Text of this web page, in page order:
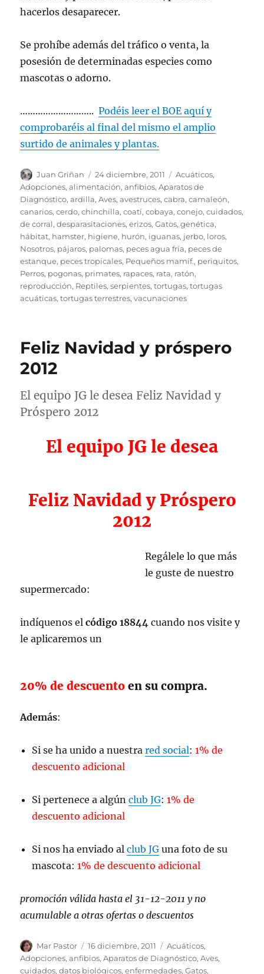
hacerlos desaparecer.
Se prohíbe además del tráfico o venta, la
posesión de determinadas especies como
mascotas o adorno.
………………………..Podéis leer el BOE aquí y
comprobaréis al final del mismo el amplio
surtido de animales y plantas.
Autor
Juan Griñan
Publicado
el
24 diciembre, 2011 Categorías
Acuáticos,
Adopciones,alimentación,anfibios,Aparatos de
Diagnóstico,ardilla,Aves,avestruces,cabra,camaleón,
canarios,cerdo,chinchilla,coatí,cobaya,conejo,cuidados,
de corral,desparasitaciones,erizos,Gatos,genética,
hábitat, hamster, higiene, hurón, iguanas, jerbo, loros,
Nosotros, pájaros, palomas, peces agua fría, peces de
estanque, peces tropicales, Pequeños mamíf., periquitos,
Perros, pogonas, primates, rapaces, rata, ratón,
reproducción, Reptiles,serpientes,tortugas,tortugas
acuáticas,tortugas terrestres,vacunaciones
Feliz Navidad y próspero
2012
El equipo JG le desea Feliz Navidad y
Próspero 2012
El equipo JG le desea
Feliz Navidad y Próspero
2012
Regálele lo que más
le guste de nuestro
supermercado:
indíquenos elcódigo 18844 cuando nos visite y
le aplicaremos un
20% de descuento en su compra.
Además:
Si se ha unido a nuestrared social:1% de
descuento adicional
Si pertenece a algúnclub JG: 1% de
descuento adicional
Si nos ha enviado alclub JG una foto de su
mascota:1% de descuento adicional
promoción válida hasta el 31-12-2011 y no
acumulable a otras ofertas o descuentos
Autor
Mar Pastor
Publicado
el
16 diciembre, 2011 Categorías
Acuáticos,
Adopciones,anfibios,Aparatos de Diagnóstico,Aves,
cuidados,datos biológicos,enfermedades,Gatos,